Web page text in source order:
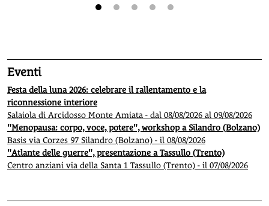
Eventi
Festa della luna 2026: celebrare il rallentamento e la
riconnessione interiore
Salaiola di Arcidosso Monte Amiata - dal 08/08/2026 al 09/08/2026
"Menopausa: corpo, voce, potere", workshop a Silandro (Bolzano)
Basis via Corzes 97 Silandro (Bolzano) - il 08/08/2026
"Atlante delle guerre", presentazione a Tassullo (Trento)
Centro anziani via della Santa 1 Tassullo (Trento) - il 07/08/2026